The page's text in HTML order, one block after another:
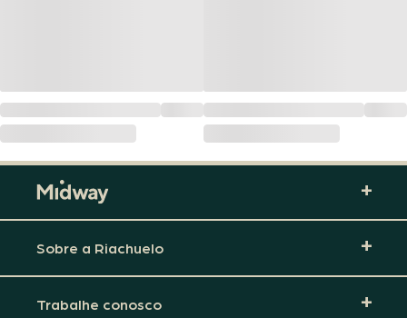
Sobre a Riachuelo
Trabalhe conosco